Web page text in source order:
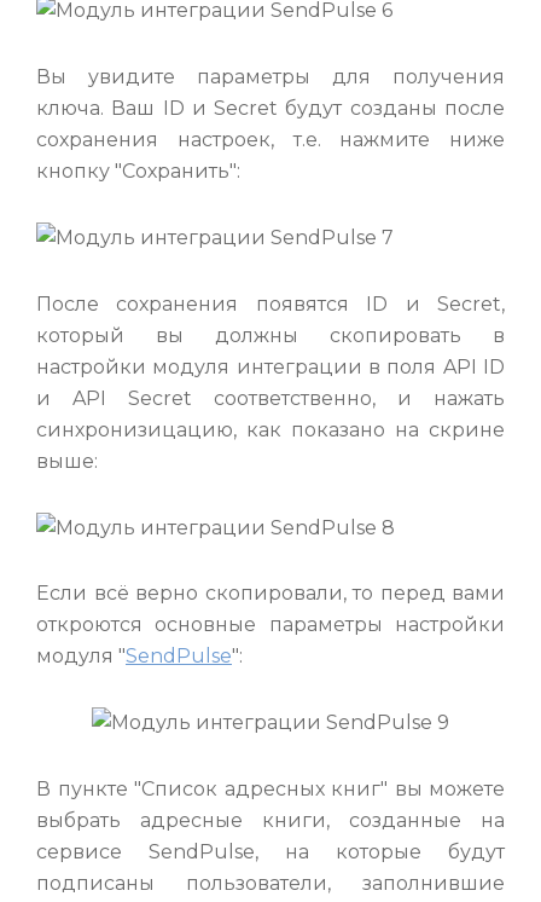
Вы увидите параметры для получения
ключа. Ваш ID и Secret будут созданы после
сохранения настроек, т.е. нажмите ниже
кнопку "Сохранить":
После сохранения появятся ID и Secret,
который вы должны скопировать в
настройки модуля интеграции в поля API ID
и API Secret соответственно, и нажать
синхронизицацию, как показано на скрине
выше:
Если всё верно скопировали, то перед вами
откроются основные параметры настройки
модуля "SendPulse":
В пункте "Список адресных книг" вы можете
выбрать адресные книги, созданные на
сервисе SendPulse, на которые будут
подписаны пользователи, заполнившие